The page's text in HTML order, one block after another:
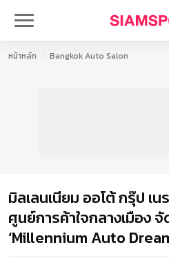
หน้าหลัก Bangkok Auto Salon
มิลเลนเนียม ออโต้ กรุ๊ป เ
ศูนย์การค้าใจกลางเมือง
‘Millennium Auto